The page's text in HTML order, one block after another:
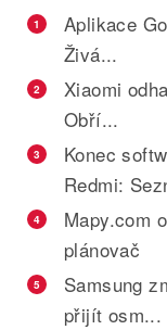
1
Aplikace
Živá...
2
Xiaomi
Obří...
3
Konec
Redmi:
4
Mapy.com
plánovač
5
Samsung
přijít osm...